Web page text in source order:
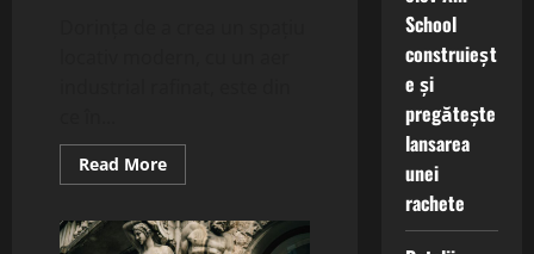
Read MoreRead
more
sunt
pardoselile
School
construieșt
e și
pregătește
lansarea
unei
rachete